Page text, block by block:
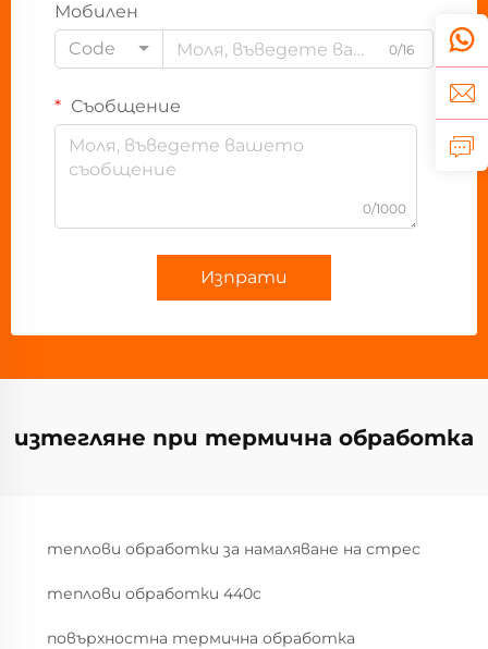
Мобилен
Code
0/16
Съобщение
0/1000
Изпрати
изтегляне при термична обработка
теплови обработки за намаляване на стрес
теплови обработки 440c
повърхностна термична обработка